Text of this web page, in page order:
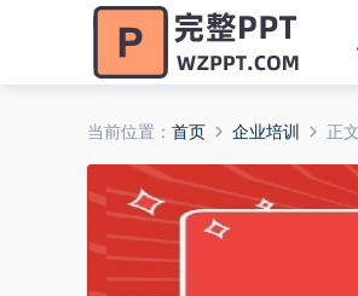
当前位置： 首页 企业培训 正文